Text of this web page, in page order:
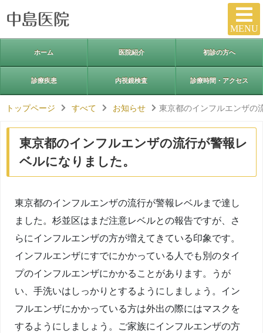
MENU
ホーム 医院紹介 初診の方へ
診療疾患 内視鏡検査 診療時間・アクセス
トップページ すべて お知らせ 東京都のインフルエンザの
東京都のインフルエンザの流行が警報レ
ベルになりました。
東京都のインフルエンザの流行が警報レベルまで達し
ました。杉並区はまだ注意レベルとの報告ですが、さ
らにインフルエンザの方が増えてきている印象です。
インフルエンザにすでにかかっている人でも別のタイ
プのインフルエンザにかかることがあります。うが
い、手洗いはしっかりとするようにしましょう。イン
フルエンザにかかっている方は外出の際にはマスクを
するようにしましょう。ご家族にインフルエンザの方